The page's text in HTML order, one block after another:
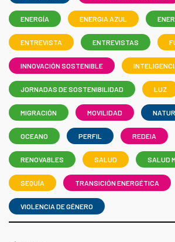
ENERGÍA ENERGIA AZUL
ENTREVISTA ENTREVISTAS
INNOVACIÓN SOSTENIBLE
JORNADAS DE SOSTENIBILIDAD LUZ
MIGRACIÓN MOVILIDAD
OCEANO PERFIL REDEIA
RENOVABLES SALUD SALUD
SEQUÍA TRANSICIÓN ENERGÉTICA
VIOLENCIA DE GÉNERO